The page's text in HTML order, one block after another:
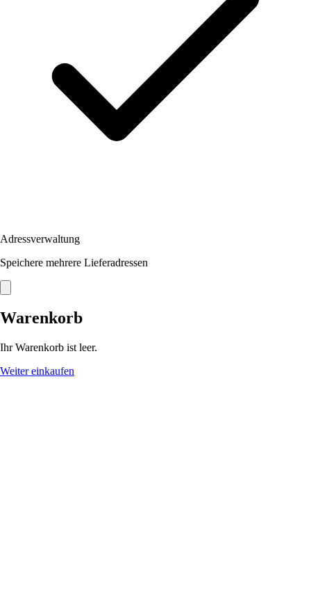
Adressverwaltung
Speichere mehrere Lieferadressen
Warenkorb
Ihr Warenkorb ist leer.
Weiter einkaufen